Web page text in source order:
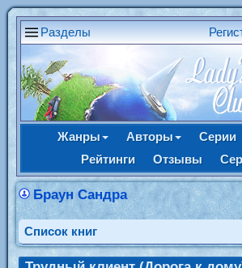
Разделы
Жанры Авторы Серии
Рейтинги
Отзывы
Браун Сандра
Cписок книг